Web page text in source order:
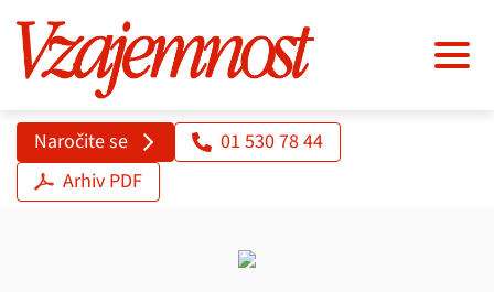
Naročite se
01 530 78 44
Arhiv PDF